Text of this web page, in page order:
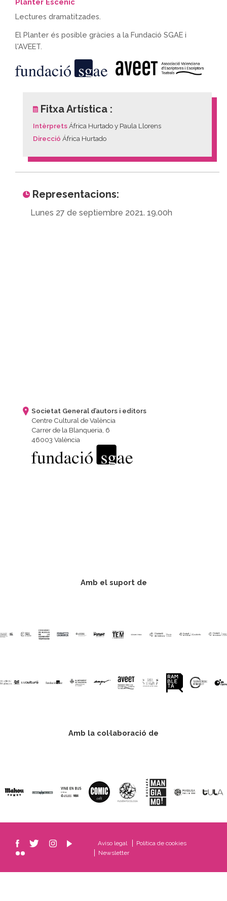
Planter Escènic
Lectures dramatitzades.
El Planter és posible gràcies a la Fundació SGAE i
l'AVEET.
Fitxa Artística :
IntèrpretsÁfrica Hurtado y Paula Llorens
Direcció África Hurtado
Representacions:
Lunes 27 de septiembre 2021. 19.00h
Societat General d’autors i editors
Centre Cultural de València
Carrer de la Blanqueria, 6
46003 València
Amb el suport de
Amb la col·laboració de
Aviso legal
Política de cookies
Newsletter